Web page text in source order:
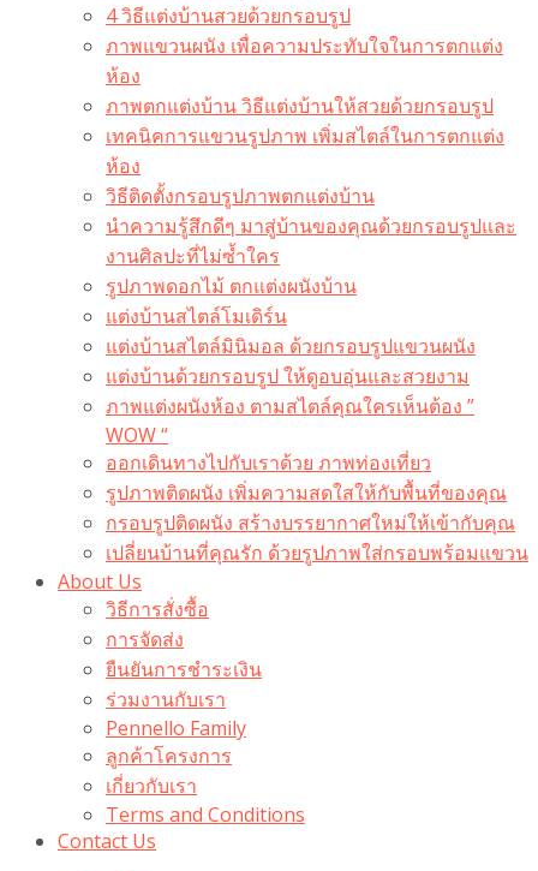
4 วิธีแต่งบ้านสวยด้วยกรอบรูป
ภาพแขวนผนัง เพื่อความประทับใจในการตกแต่ง
ห้อง
ภาพตกแต่งบ้าน วิธีแต่งบ้านให้สวยด้วยกรอบรูป
เทคนิคการแขวนรูปภาพ เพิ่มสไตล์ในการตกแต่ง
ห้อง
วิธีติดตั้งกรอบรูปภาพตกแต่งบ้าน
นำความรู้สึกดีๆ มาสู่บ้านของคุณด้วยกรอบรูปและ
งานศิลปะที่ไม่ซ้ำใคร
รูปภาพดอกไม้ ตกแต่งผนังบ้าน
แต่งบ้านสไตล์โมเดิร์น
แต่งบ้านสไตล์มินิมอล ด้วยกรอบรูปแขวนผนัง
แต่งบ้านด้วยกรอบรูป ให้ดูอบอุ่นและสวยงาม
ภาพแต่งผนังห้อง ตามสไตล์คุณใครเห็นต้อง ”
WOW “
ออกเดินทางไปกับเราด้วย ภาพท่องเที่ยว
รูปภาพติดผนัง เพิ่มความสดใสให้กับพื้นที่ของคุณ
กรอบรูปติดผนัง สร้างบรรยากาศใหม่ให้เข้ากับคุณ
เปลี่ยนบ้านที่คุณรัก ด้วยรูปภาพใส่กรอบพร้อมแขวน​
About Us
วิธีการสั่งซื้อ
การจัดส่ง
ยืนยันการชำระเงิน
ร่วมงานกับเรา
Pennello Family
ลูกค้าโครงการ
เกี่ยวกับเรา
Terms and Conditions
Contact Us